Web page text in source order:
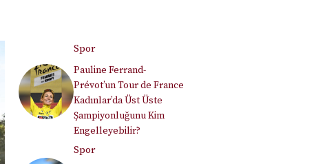
Spor
Pauline Ferrand-
Prévot’un Tour de France
Kadınlar’da Üst Üste
Şampiyonluğunu Kim
Engelleyebilir?
Spor